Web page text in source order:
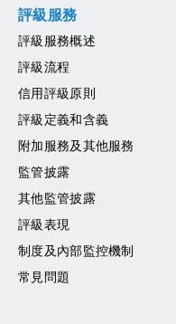
評級服務
評級服務概述
評級流程
信用評級原則
評級定義和含義
附加服務及其他服務
監管披露
其他監管披露
評級表現
制度及內部監控機制
常見問題